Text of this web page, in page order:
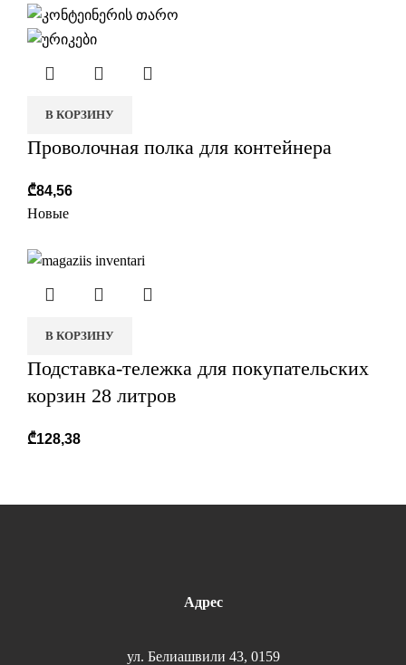
В КОРЗИНУ
Проволочная полка для контейнера
₾84,56
Новые
В КОРЗИНУ
Подставка-тележка для покупательских
корзин 28 литров
₾128,38
Адрес
ул. Белиашвили 43, 0159